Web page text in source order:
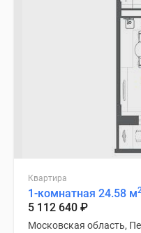
Квартира
1-комнатная 24.58 м
5 112 640 ₽
Московская область,